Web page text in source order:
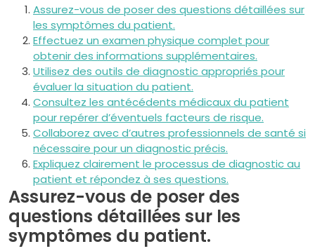
Assurez-vous de poser des questions détaillées sur
les symptômes du patient.
Effectuez un examen physique complet pour
obtenir des informations supplémentaires.
Utilisez des outils de diagnostic appropriés pour
évaluer la situation du patient.
Consultez les antécédents médicaux du patient
pour repérer d’éventuels facteurs de risque.
Collaborez avec d’autres professionnels de santé si
nécessaire pour un diagnostic précis.
Expliquez clairement le processus de diagnostic au
patient et répondez à ses questions.
Assurez-vous de poser des
questions détaillées sur les
symptômes du patient.